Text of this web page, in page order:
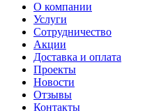
О компании
Услуги
Сотрудничество
Акции
Доставка и оплата
Проекты
Новости
Отзывы
Контакты